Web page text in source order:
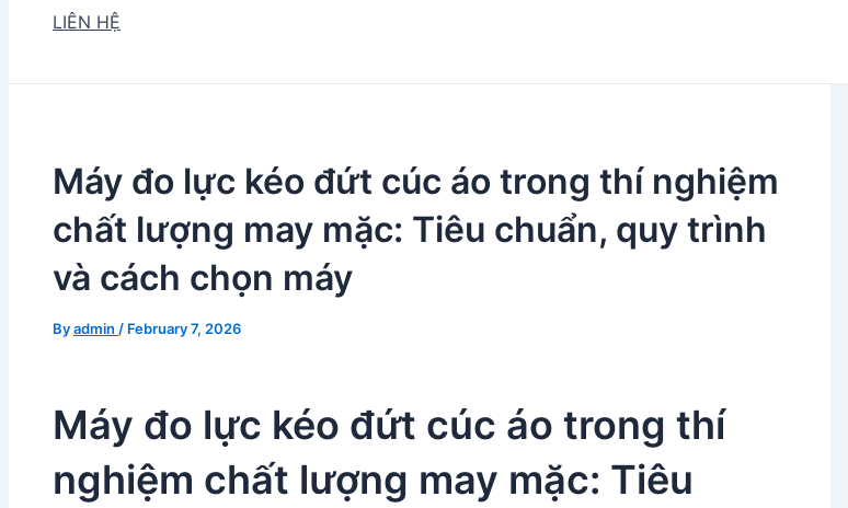
LIÊN HỆ
Máy đo lực kéo đứt cúc áo trong thí nghiệm
chất lượng may mặc: Tiêu chuẩn, quy trình
và cách chọn máy
Byadmin / February 7, 2026
Máy đo lực kéo đứt cúc áo trong thí
nghiệm chất lượng may mặc: Tiêu